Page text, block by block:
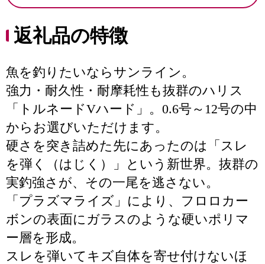
返礼品の特徴
魚を釣りたいならサンライン。
強力・耐久性・耐摩耗性も抜群のハリス
「トルネードVハード」。0.6号～12号の中
からお選びいただけます。
硬さを突き詰めた先にあったのは「スレ
を弾く（はじく）」という新世界。抜群の
実釣強さが、その一尾を逃さない。
「プラズマライズ」により、フロロカー
ボンの表面にガラスのような硬いポリマ
ー層を形成。
スレを弾いてキズ自体を寄せ付けないほ